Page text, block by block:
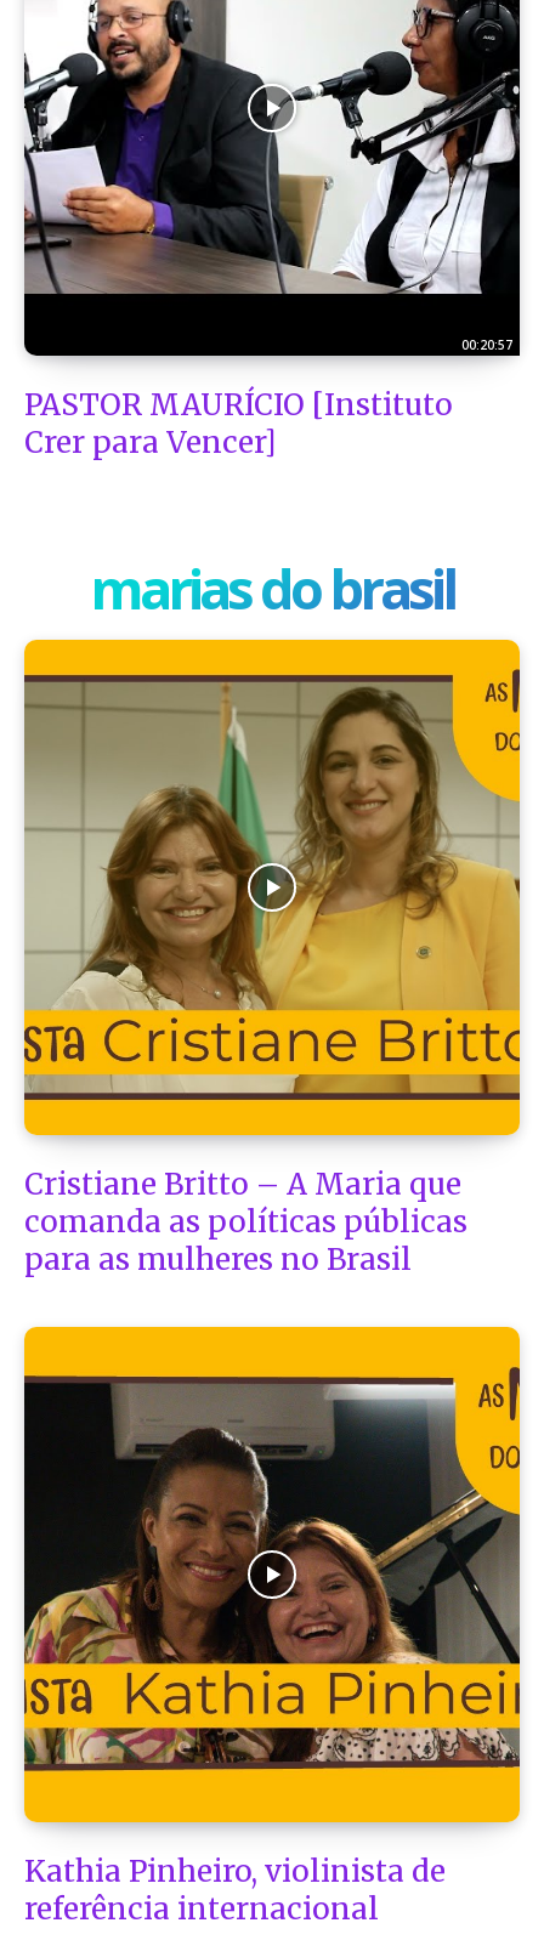
00:20:57
PASTOR MAURÍCIO [Instituto
Crer para Vencer]
marias do brasil
Cristiane Britto – A Maria que
comanda as políticas públicas
para as mulheres no Brasil
Kathia Pinheiro, violinista de
referência internacional